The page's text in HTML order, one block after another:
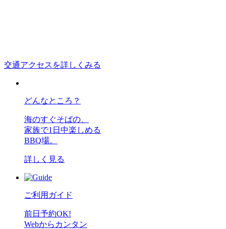
交通アクセスを詳しくみる
どんなところ？
海のすぐそばの、
家族で1日中楽しめる
BBQ場。
詳しく見る
ご利用ガイド
前日予約OK!
Webからカンタン